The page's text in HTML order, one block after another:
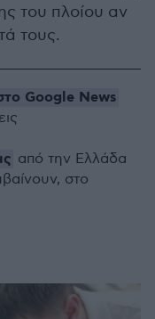
του πλοίου αν
τους.
Google News
από την Ελλάδα
στο